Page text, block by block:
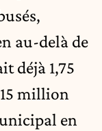
au-delà de
déjà 1,75
million
en